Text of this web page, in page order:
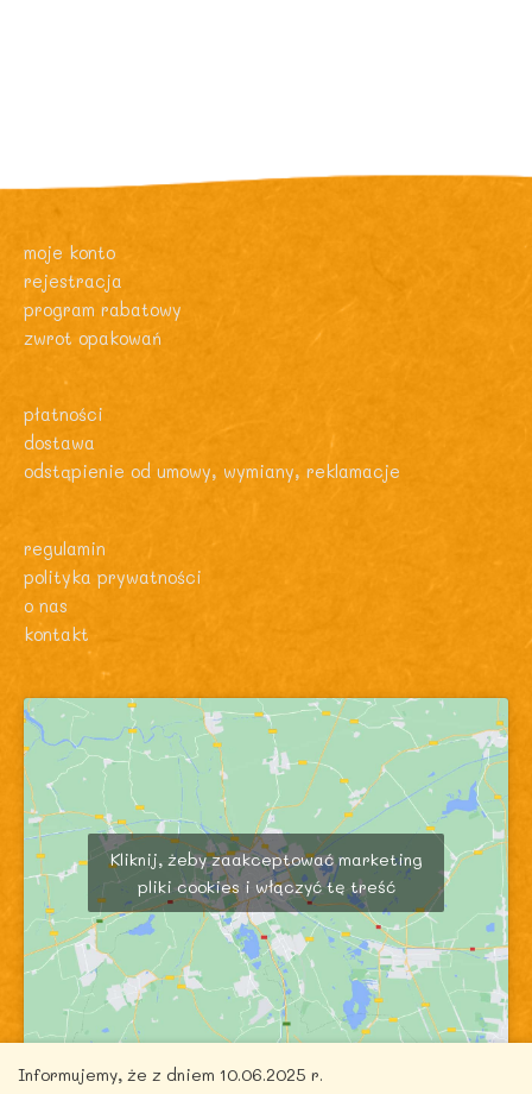
moje konto
rejestracja
program rabatowy
zwrot opakowań
płatności
dostawa
odstąpienie od umowy, wymiany, reklamacje
regulamin
polityka prywatności
o nas
kontakt
Kliknij, żeby zaakceptować marketing
pliki cookies i włączyć tę treść
Informujemy, że z dniem 10.06.2025 r.